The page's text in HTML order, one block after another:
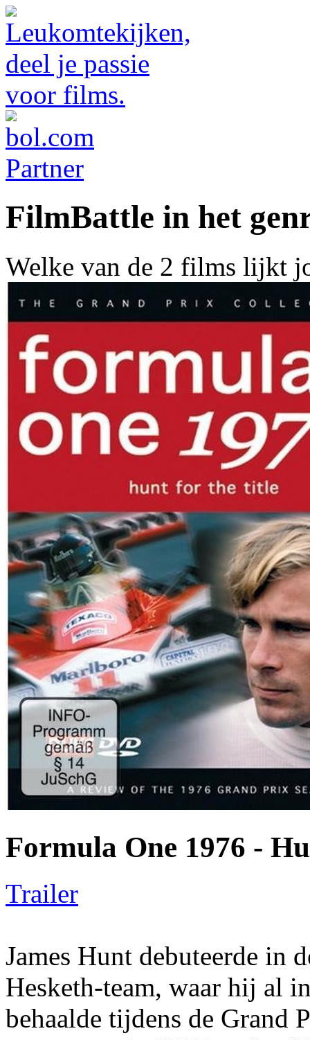
FilmBattle in het
Welke van de 2 films lijkt
Formula One 1976 -
Trailer
James Hunt debuteerde in
Hesketh-team, waar hij al
behaalde tijdens de